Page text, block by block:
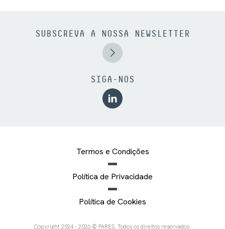
SUBSCREVA A NOSSA NEWSLETTER
SIGA-NOS
Termos e Condições
Política de Privacidade
Política de Cookies
Copyright 2024 - 2026 © PARES. Todos os direitos reservados.